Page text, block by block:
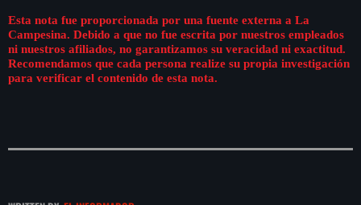
Esta nota fue proporcionada por una fuente externa a La
Campesina. Debido a que no fue escrita por nuestros empleados
ni nuestros afiliados, no garantizamos su veracidad ni exactitud.
Recomendamos que cada persona realize su propia investigación
para verificar el contenido de esta nota.